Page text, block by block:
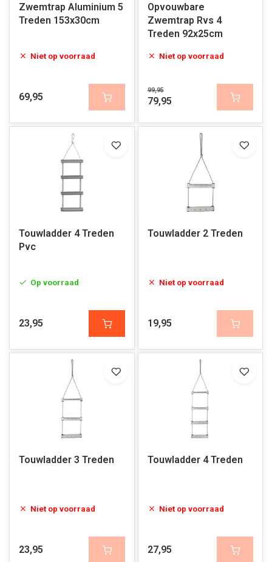
Zwemtrap Aluminium 5
Treden 153x30cm
Niet op voorraad
69,95
Opvouwbare
Zwemtrap Rvs 4
Treden 92x25cm
Niet op voorraad
99,95
79,95
Touwladder 4 Treden
Pvc
Op voorraad
23,95
Touwladder 2 Treden
Niet op voorraad
19,95
Touwladder 3 Treden
Niet op voorraad
23,95
Touwladder 4 Treden
Niet op voorraad
27,95